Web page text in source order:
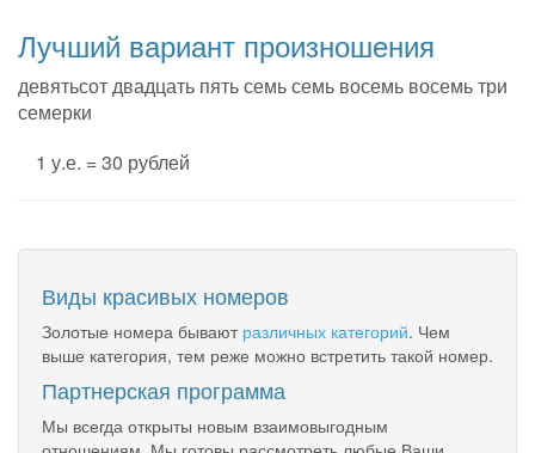
Лучший вариант произношения
девятьсот двадцать пять семь семь восемь восемь три
семерки
1 у.е. = 30 рублей
Виды красивых номеров
Золотые номера бывают различных категорий. Чем
выше категория, тем реже можно встретить такой номер.
Партнерская программа
Мы всегда открыты новым взаимовыгодным